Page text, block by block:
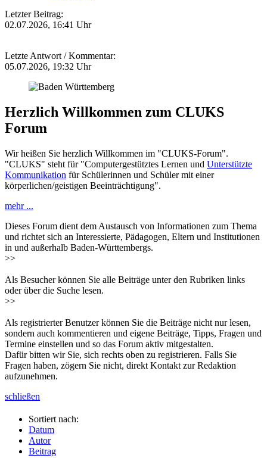
Letzter Beitrag:
02.07.2026, 16:41 Uhr
Letzte Antwort / Kommentar:
05.07.2026, 19:32 Uhr
Herzlich Willkommen zum CLUKS
Forum
Wir heißen Sie herzlich Willkommen im "CLUKS-Forum".
"CLUKS" steht für "Computergestütztes Lernen und Unterstützte
Kommunikation für Schülerinnen und Schüler mit einer
körperlichen/geistigen Beeinträchtigung".
mehr ...
Dieses Forum dient dem Austausch von Informationen zum Thema
und richtet sich an Interessierte, Pädagogen, Eltern und Institutionen
in und außerhalb Baden-Württembergs.
>>
Als Besucher können Sie alle Beiträge unter den Rubriken links
oder über die Suche lesen.
>>
Als registrierter Benutzer können Sie die Beiträge nicht nur lesen,
sondern auch kommentieren und eigene Beiträge, Tipps, Fragen und
Termine einstellen und so das Forum aktiv mitgestalten.
Dafür bitten wir Sie, sich rechts oben zu registrieren. Falls Sie
Fragen haben, zögern Sie nicht, direkt Kontakt zur Redaktion
aufzunehmen.
schließen
Sortiert nach:
Datum
Autor
Beitrag